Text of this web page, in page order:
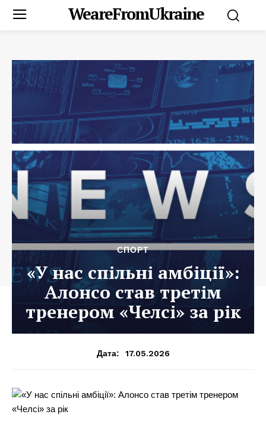
WeareFromUkraine
СПОРТ
«У нас спільні амбіції»:
Алонсо став третім
тренером «Челсі» за рік
Дата: 17.05.2026